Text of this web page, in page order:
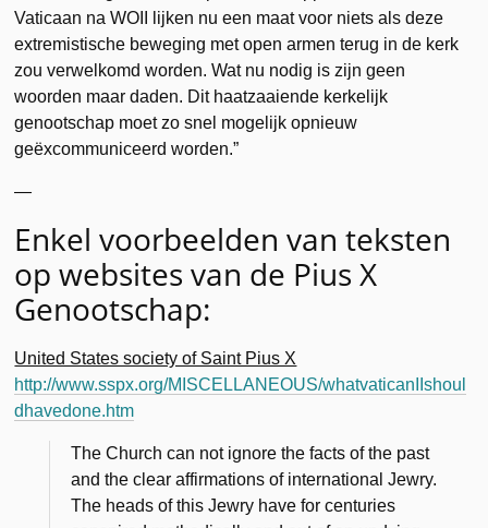
Vaticaan na WOII lijken nu een maat voor niets als deze
extremistische beweging met open armen terug in de kerk
zou verwelkomd worden. Wat nu nodig is zijn geen
woorden maar daden. Dit haatzaaiende kerkelijk
genootschap moet zo snel mogelijk opnieuw
geëxcommuniceerd worden.”
—
Enkel voorbeelden van teksten
op websites van de Pius X
Genootschap:
United States society of Saint Pius X
http://www.sspx.org/MISCELLANEOUS/whatvaticanIIshoul
dhavedone.htm
The Church can not ignore the facts of the past
and the clear affirmations of international Jewry.
The heads of this Jewry have for centuries